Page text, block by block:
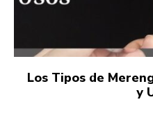
Los Tipos de
y